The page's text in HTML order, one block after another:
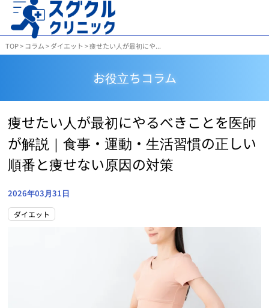
TOP> コラム>ダイエット >痩せたい人が最初にや...
お役立ちコラム
痩せたい人が最初にやるべきことを医師
が解説｜食事・運動・生活習慣の正しい
順番と痩せない原因の対策
2026年03月31日
ダイエット